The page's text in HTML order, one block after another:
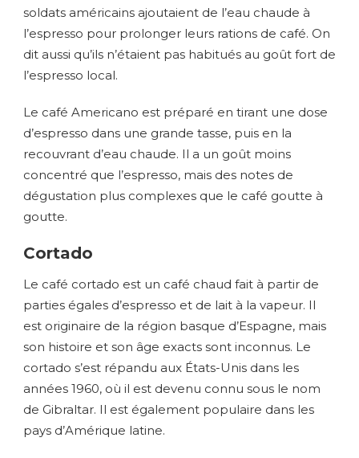
soldats américains ajoutaient de l’eau chaude à
l’espresso pour prolonger leurs rations de café. On
dit aussi qu’ils n’étaient pas habitués au goût fort de
l’espresso local.
Le café Americano est préparé en tirant une dose
d’espresso dans une grande tasse, puis en la
recouvrant d’eau chaude. Il a un goût moins
concentré que l’espresso, mais des notes de
dégustation plus complexes que le café goutte à
goutte.
Cortado
Le café cortado est un café chaud fait à partir de
parties égales d’espresso et de lait à la vapeur. Il
est originaire de la région basque d’Espagne, mais
son histoire et son âge exacts sont inconnus. Le
cortado s’est répandu aux États-Unis dans les
années 1960, où il est devenu connu sous le nom
de Gibraltar. Il est également populaire dans les
pays d’Amérique latine.